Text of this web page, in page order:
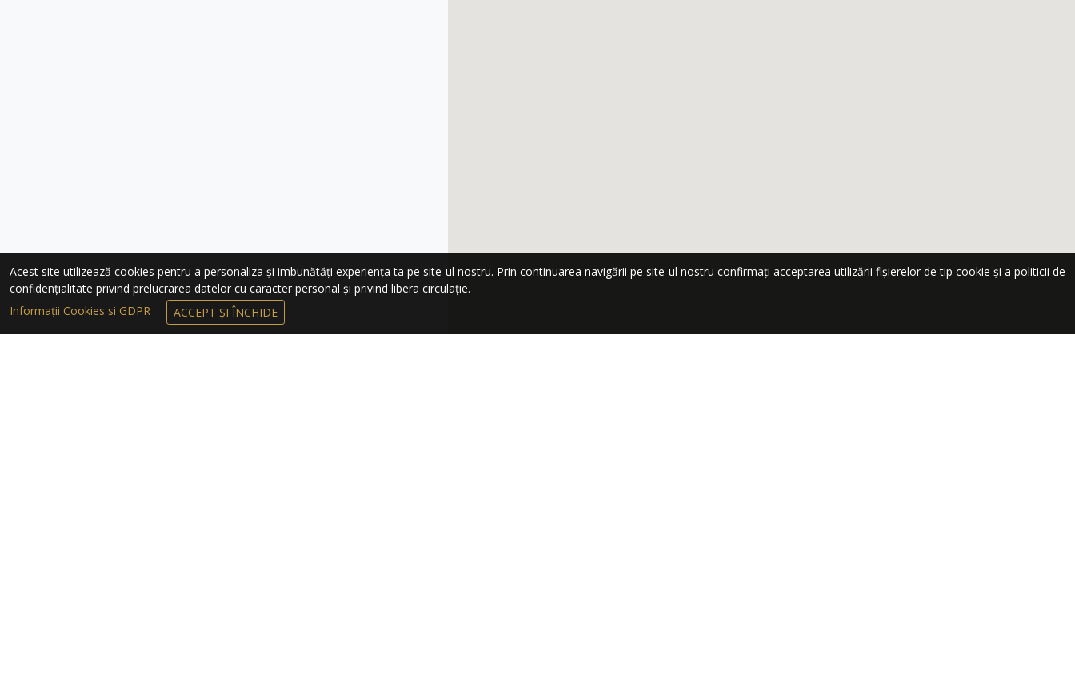
Acest site utilizează cookies pentru a personaliza și imbunătăți experiența ta pe site-ul nostru. Prin continuarea navigării pe site-ul nostru confirmați acceptarea utilizării fișierelor de tip cookie și a politicii de
confidențialitate privind prelucrarea datelor cu caracter personal și privind libera circulație.
Informații Cookies si GDPR
ACCEPT ȘI ÎNCHIDE